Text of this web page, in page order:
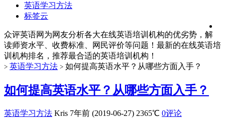
英语学习方法
标签云
众评英语网为网友分析各大在线英语培训机构的优劣势，解
读师资水平、收费标准、网民评价等问题！最新的在线英语培
训机构排名，推荐最合适的英语培训机构！
> 英语学习方法 > 如何提高英语水平？从哪些方面入手？
如何提高英语水平？从哪些方面入手？
英语学习方法 Kris 7年前 (2019-06-27) 2365℃ 0评论